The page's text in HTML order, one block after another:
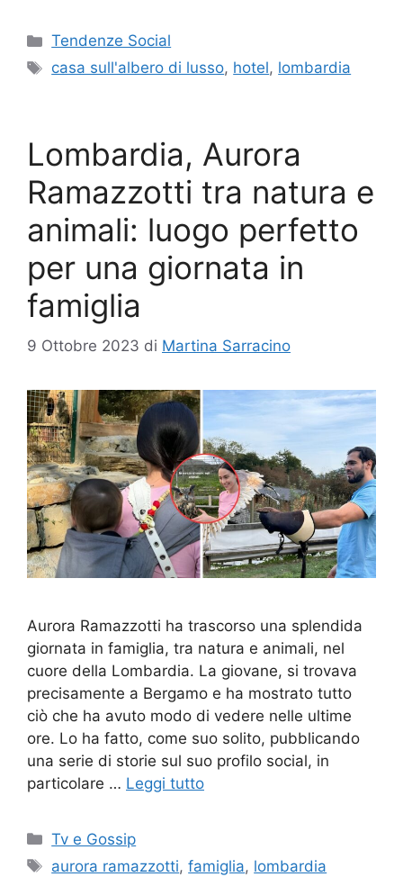
Categorie
Tendenze Social
Tag
casa sull'albero di lusso, hotel, lombardia
Lombardia, Aurora
Ramazzotti tra natura e
animali: luogo perfetto
per una giornata in
famiglia
9 Ottobre 2023 di Martina Sarracino
Aurora Ramazzotti ha trascorso una splendida
giornata in famiglia, tra natura e animali, nel
cuore della Lombardia. La giovane, si trovava
precisamente a Bergamo e ha mostrato tutto
ciò che ha avuto modo di vedere nelle ultime
ore. Lo ha fatto, come suo solito, pubblicando
una serie di storie sul suo profilo social, in
particolare … Leggi tutto
Categorie
Tv e Gossip
Tag
aurora ramazzotti,famiglia, lombardia